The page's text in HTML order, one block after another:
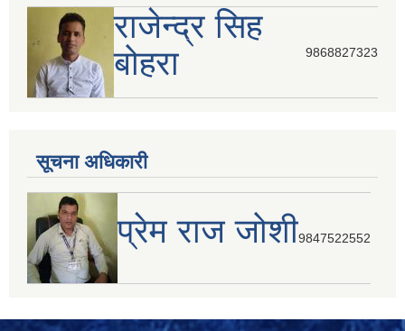
राजेन्द्र सिह
बोहरा
9868827323
सूचना अधिकारी
प्रेम राज जोशी9847522552